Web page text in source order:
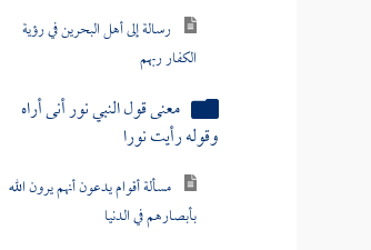
رسالة إلى أهل البحرين في رؤية
الكفار ربهم
معنى قول النبي نور أنى أراه
وقوله رأيت نورا
مسألة أقوام يدعون أنهم يرون الله
بأبصارهم في الدنيا